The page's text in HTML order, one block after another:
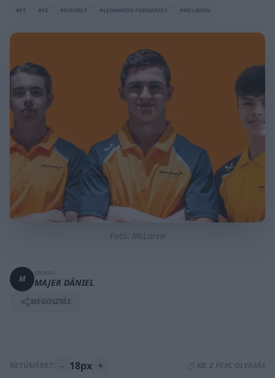
#F1 #F2 #KIEMELT #LEONARDO FORNAROLI #MCLAREN
Fotó: McLaren
M MAJER DÁNIEL
MEGOSZTÁS
BETŰMÉRET: - 18px + ⏱️ KB. 2 PERC OLVASÁS